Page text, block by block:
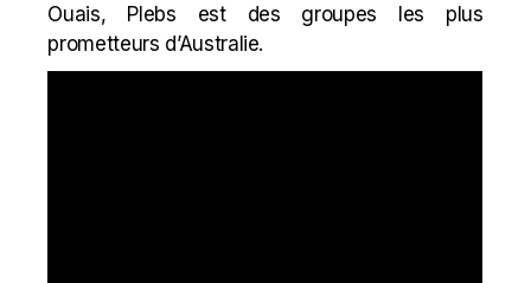
Ouais, Plebs est des groupes les plus
prometteurs d’Australie.